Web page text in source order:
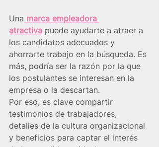
Una marca empleadora
atractiva puede ayudarte a atraer a
los candidatos adecuados y
ahorrarte trabajo en la búsqueda. Es
más, podría ser la razón por la que
los postulantes se interesan en la
empresa o la descartan.
Por eso, es clave compartir
testimonios de trabajadores,
detalles de la cultura organizacional
y beneficios para captar el interés